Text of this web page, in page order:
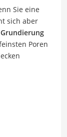
Sie eine
sich aber
Poren